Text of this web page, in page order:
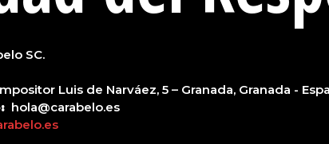
SC.
Luis de Narváez, 5 – Granada, Granada -
hola@carabelo.es